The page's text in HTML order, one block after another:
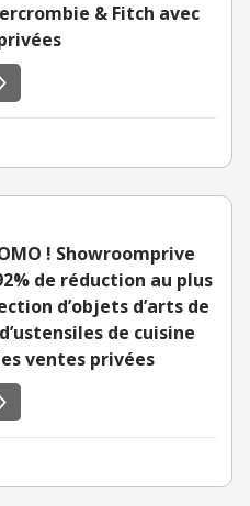
& Fitch avec
! Showroomprive
de réduction au plus
d’objets d’arts de
de cuisine
ventes privées